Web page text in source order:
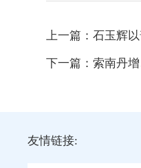
上一篇：石玉辉
下一篇：索南丹
友情链接: